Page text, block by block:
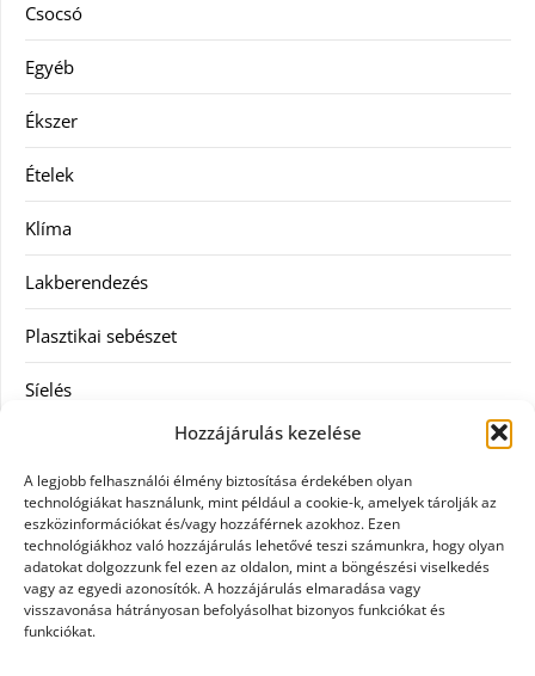
Hozzájárulás kezelése
A legjobb felhasználói élmény biztosítása érdekében olyan
technológiákat használunk, mint például a cookie-k, amelyek tárolják az
eszközinformációkat és/vagy hozzáférnek azokhoz. Ezen
technológiákhoz való hozzájárulás lehetővé teszi számunkra, hogy olyan
adatokat dolgozzunk fel ezen az oldalon, mint a böngészési viselkedés
vagy az egyedi azonosítók. A hozzájárulás elmaradása vagy
visszavonása hátrányosan befolyásolhat bizonyos funkciókat és
funkciókat.
Csocsó
Egyéb
Ékszer
Ételek
Klíma
Lakberendezés
Plasztikai sebészet
Síelés
Táskák
Vásárlás
Webáruház